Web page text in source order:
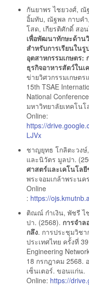
กันยาพร ไชยวงศ์, ณั
อิ้มทับ, ณัฐพล กาบค
โสด, เกียรติศักดิ์ สอ
เพื่อพัฒนาทักษะด้าน
สำหรับการเรียนใน
อุตสาหกรรมเกษตร:
ธุรกิจอาหารสัตว์ในเ
ข่ายวิศวกรรมเกษตร
15th TSAE
National
มหาวิทยาลัยเทคโน
Online:
https://
LJVx
ชาญยุทธ โกลิตะวง
และนิวัตร มูลปา.
ศาสตร์และเคโนโลยี
พระจอมเกล้าพระน
Online
: https://
ติณณ์ ก๋าเงิน, พัชรี ไ
ปา. (2568). การจำ
กลึง. การประชุมวิชา
ประเทศไทย ครั้งที่
Engineering
18 กรกฎาคม 2568.
เซ็นเตอร์. ขอนแก่น.
Online: https://